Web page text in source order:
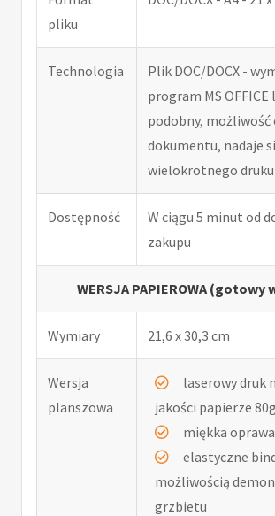
pliku
Technologia
Plik DOC/DOCX -
program MS OFFICE
podobny, możliwość
dokumentu, nadaje
wielokrotnego druku
Dostępność
W ciągu 5 minut od
zakupu
WERSJA PAPIEROWA (gotowy
Wymiary 21,6 x 30,3 cm
Wersja
planszowa
laserowy druk
jakości papierze
miękka oprawa
elastyczne
możliwością
grzbietu